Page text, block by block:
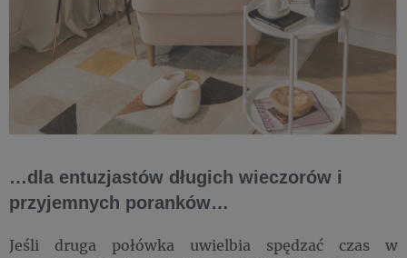
…dla entuzjastów długich wieczorów i
przyjemnych poranków…
Jeśli druga połówka uwielbia spędzać czas w